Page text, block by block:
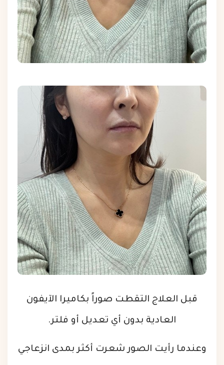
قبل العلاج التقطت صوراً بكاميرا الآيفون
العادية بدون أي تعديل أو فلتر.
وعندما رأيت الصور شعرت أكثر بمدى انزعاجي